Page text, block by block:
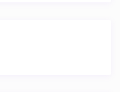
o gas que acredite